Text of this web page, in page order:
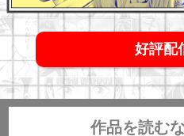
好評配
作品を読む